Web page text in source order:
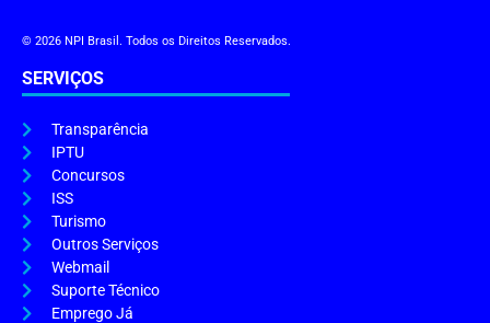
© 2026 NPI Brasil. Todos os Direitos Reservados.
SERVIÇOS
Transparência
IPTU
Concursos
ISS
Turismo
Outros Serviços
Webmail
Suporte Técnico
Emprego Já